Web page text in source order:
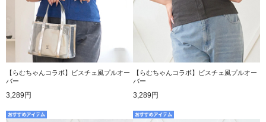
【らむちゃんコラボ】ビスチェ風プルオー
バー
3,289円
【らむちゃんコラボ】ビスチェ風プルオー
バー
3,289円